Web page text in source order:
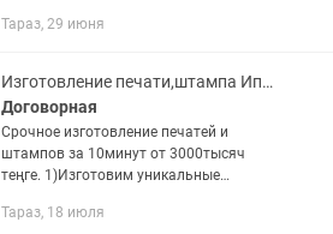
Тараз, 29 июня
Изготовление печати,штампа Ип,Тоо.Мөр жасау.
Договорная
Срочное изготовление печатей и
штампов за 10минут от 3000тысяч
теңге. 1)Изготовим уникальные
2)Широкий выбор оснасток 3)Вы
Тараз, 18 июля